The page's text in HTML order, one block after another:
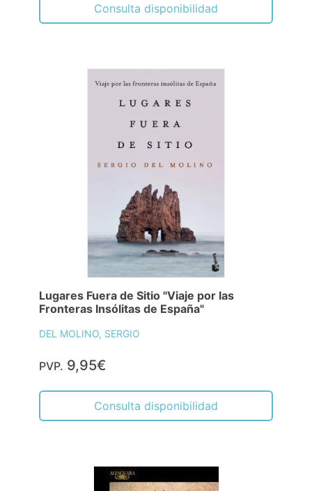
Consulta disponibilidad
Lugares Fuera de Sitio "Viaje por las
Fronteras Insólitas de España"
DEL MOLINO, SERGIO
PVP. 9,95€
Consulta disponibilidad